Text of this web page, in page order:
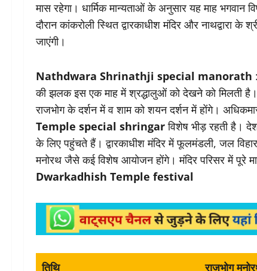
मास रहेगा। धार्मिक मान्यताओं के अनुसार यह माह
दौरान कांकरोली स्थित द्वारकाधीश मंदिर और नाथद्वारा
जाएंगी।
Nathdwara Shrinathji special manorath
की झलक इस एक माह में श्रद्धालुओं को देखने को मिलती
राजभोग के दर्शन में व शाम को शयन दर्शन में होंगे। अधिकमास
Temple special shringarविशेष भीड़ रहती है।
के लिए पहुंचते हैं। द्वारकाधीश मंदिर में फूलमंडली, जल
मनोरथ जैसे कई विशेष आयोजन होंगे। मंदिर परिसर में पूरे
Dwarkadhish Temple festival
तिथि राजभोग